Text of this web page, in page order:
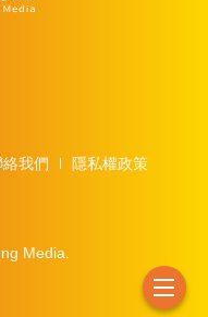
絡我們
隱私權政策
Media.